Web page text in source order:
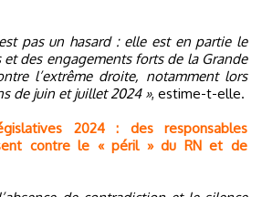
pas un hasard : elle est en partie le
des engagements forts de la Grande
l’extrême droite, notamment lors
de juin et juillet 2024 », estime-t-elle.
2024 : des responsables
contre le « péril » du RN et de